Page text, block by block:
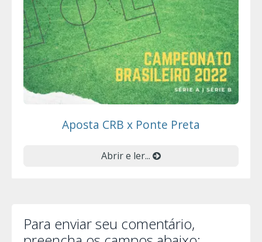
Aposta CRB x Ponte Preta
Abrir e ler...
Para enviar seu comentário,